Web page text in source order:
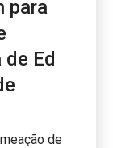
para
Ed
de